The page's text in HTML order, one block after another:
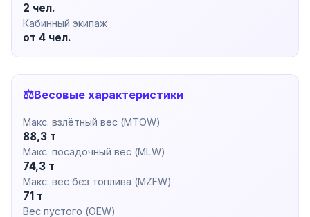
2 чел.
Кабинный экипаж
от 4 чел.
⚖️Весовые характеристики
Макс. взлётный вес (MTOW)
88,3 т
Макс. посадочный вес (MLW)
74,3 т
Макс. вес без топлива (MZFW)
71 т
Вес пустого (OEW)